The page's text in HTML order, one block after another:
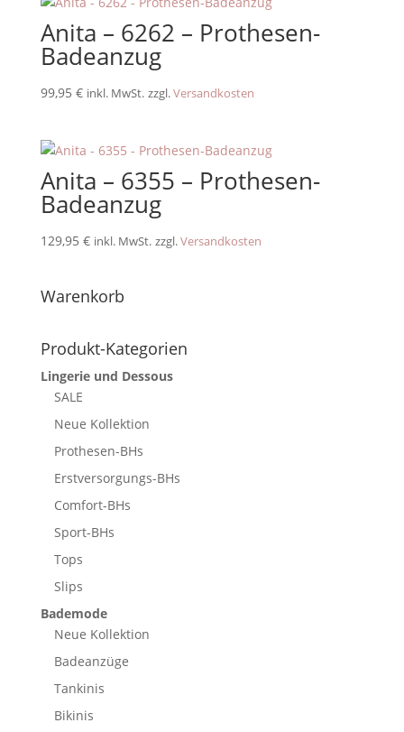
Anita – 6262 – Prothesen-
Badeanzug
99,95 € inkl. MwSt. zzgl.Versandkosten
Anita – 6355 – Prothesen-
Badeanzug
129,95 € inkl. MwSt. zzgl.Versandkosten
Warenkorb
Produkt-Kategorien
Lingerie und Dessous
SALE
Neue Kollektion
Prothesen-BHs
Erstversorgungs-BHs
Comfort-BHs
Sport-BHs
Tops
Slips
Bademode
Neue Kollektion
Badeanzüge
Tankinis
Bikinis